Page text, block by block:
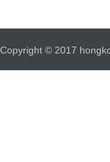
Copyright © 2017